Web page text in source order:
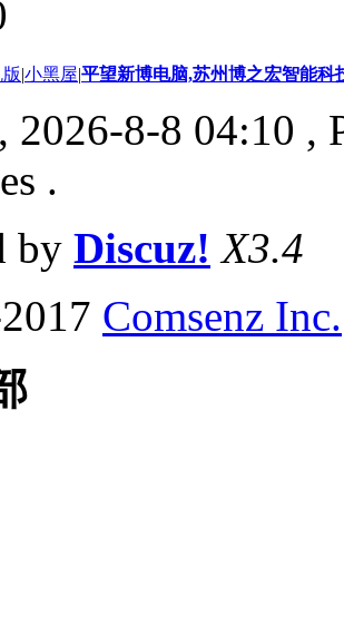
|小黑屋|平望新博电脑,苏州博之宏智能科
2026-8-8 04:10 ,
.
by Discuz! X3.4
Comsenz Inc.